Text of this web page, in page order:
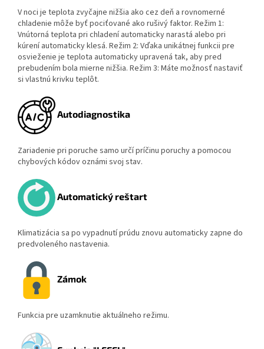
V noci je teplota zvyčajne nižšia ako cez deň a rovnomerné
chladenie môže byť pociťované ako rušivý faktor. Režim 1:
Vnútorná teplota pri chladení automaticky narastá alebo pri
kúrení automaticky klesá. Režim 2: Vďaka unikátnej funkcii pre
osvieženie je teplota automaticky upravená tak, aby pred
prebudením bola mierne nižšia. Režim 3: Máte možnosť nastaviť
si vlastnú krivku teplôt.
Autodiagnostika
Zariadenie pri poruche samo určí príčinu poruchy a pomocou
chybových kódov oznámi svoj stav.
Automatický reštart
Klimatizácia sa po vypadnutí prúdu znovu automaticky zapne do
predvoleného nastavenia.
Zámok
Funkcia pre uzamknutie aktuálneho režimu.